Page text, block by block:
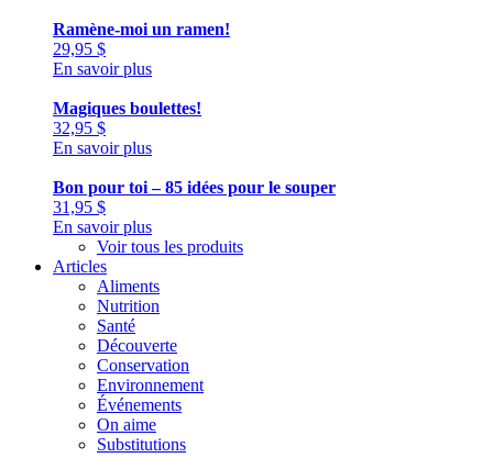
Ramène-moi un ramen!
29,95 $
En savoir plus
Magiques boulettes!
32,95 $
En savoir plus
Bon pour toi – 85 idées pour le souper
31,95 $
En savoir plus
Voir tous les produits
Articles
Aliments
Nutrition
Santé
Découverte
Conservation
Environnement
Événements
On aime
Substitutions